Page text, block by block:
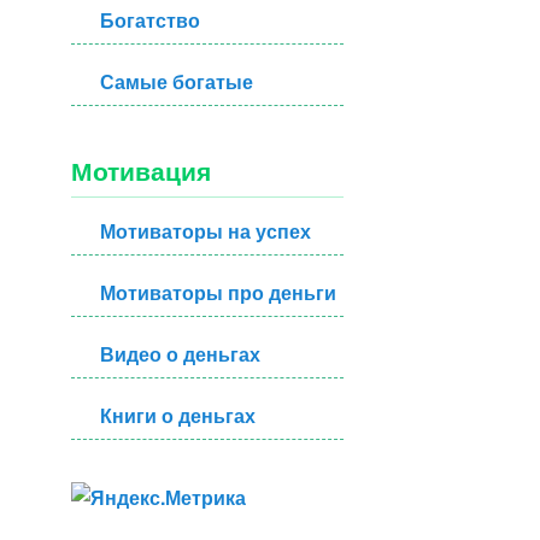
Богатство
Самые богатые
Мотивация
Мотиваторы на успех
Мотиваторы про деньги
Видео о деньгах
Книги о деньгах